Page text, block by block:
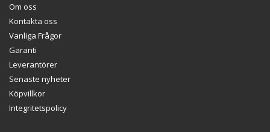
Om oss
Kontakta oss
Vanliga Frågor
Garanti
Leverantörer
Senaste nyheter
Köpvillkor
Integritetspolicy